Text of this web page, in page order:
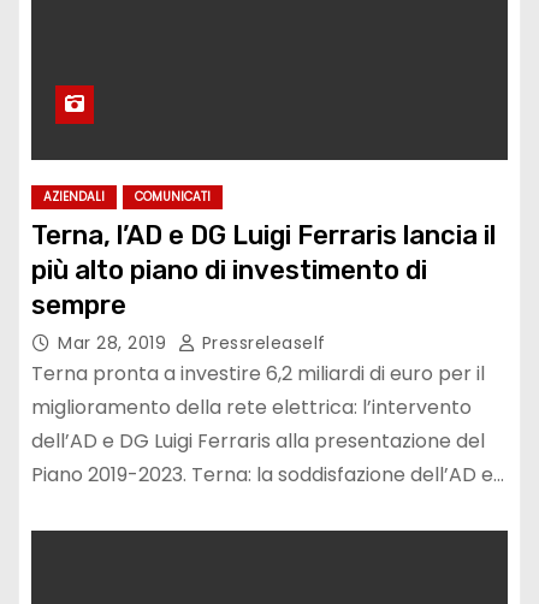
AZIENDALI COMUNICATI
Terna, l’AD e DG Luigi Ferraris lancia il
più alto piano di investimento di
sempre
Mar 28, 2019 Pressreleaself
Terna pronta a investire 6,2 miliardi di euro per il
miglioramento della rete elettrica: l’intervento
dell’AD e DG Luigi Ferraris alla presentazione del
Piano 2019-2023. Terna: la soddisfazione dell’AD e…